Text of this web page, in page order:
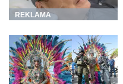
REKLAMA